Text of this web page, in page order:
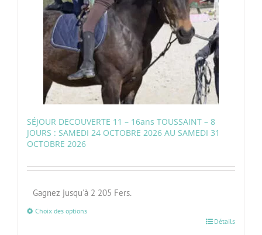
SÉJOUR DECOUVERTE 11 – 16ans TOUSSAINT – 8
JOURS : SAMEDI 24 OCTOBRE 2026 AU SAMEDI 31
OCTOBRE 2026
Gagnez jusqu'à 2 205 Fers.
Choix des options
Détails